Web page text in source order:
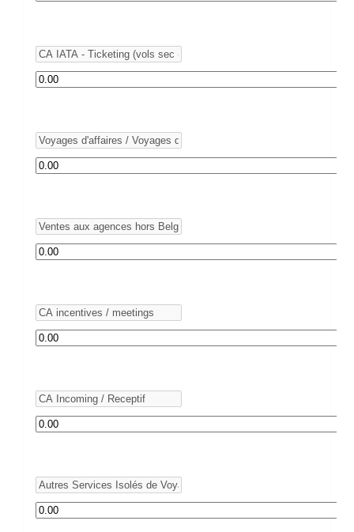
Rubrique
Montant
Rubrique
Montant
Rubrique
Montant
Rubrique
Montant
Rubrique
Montant
Rubrique
Montant